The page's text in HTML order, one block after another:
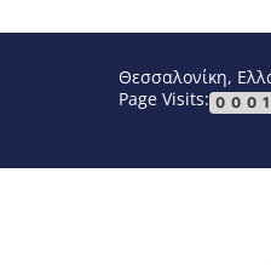
Θεσσαλονίκη,
Page Visits: